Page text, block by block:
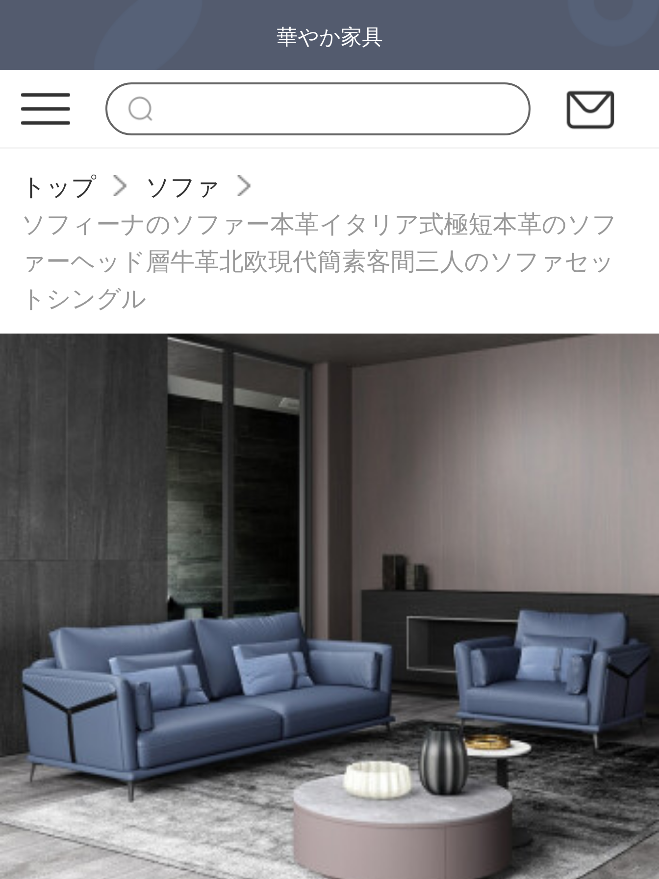
華やか家具
トップ
ソファ
ソフィーナのソファー本革イタリア式極短本革のソフ
ァーヘッド層牛革北欧現代簡素客間三人のソファセッ
トシングル